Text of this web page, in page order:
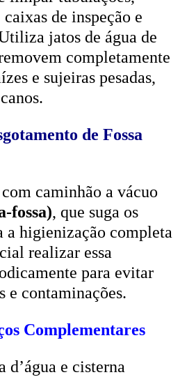
de inspeção e
jatos de água de
completamente
e sujeiras pesadas,
de Fossa
caminhão a vácuo
fossa), que suga os
a higienização completa
realizar essa
para evitar
e contaminações.
Complementares
e cisterna